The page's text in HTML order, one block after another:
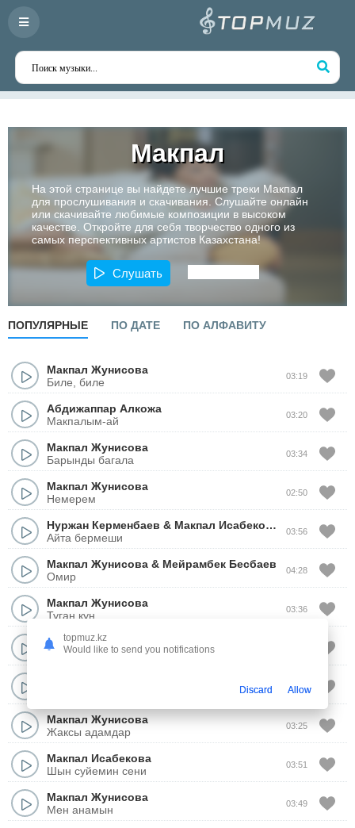
Макпал
На этой странице вы найдете лучшие треки Макпал
для прослушивания и скачивания. Слушайте онлайн
или скачивайте любимые композиции в высоком
качестве. Откройте для себя творчество одного из
самых перспективных артистов Казахстана!
Слушать
ПОПУЛЯРНЫЕ ПО ДАТЕ ПО АЛФАВИТУ
Макпал Жунисова
Биле, биле
03:19
Абдижаппар Алкожа
Макпалым-ай
03:20
Макпал Жунисова
Барынды багала
03:34
Макпал Жунисова
Немерем
02:50
Нуржан Керменбаев & Макпал Исабекова
Айта бермеши
03:56
Макпал Жунисова & Мейрамбек Бесбаев
Омир
04:28
Макпал Жунисова
Туган кун
03:36
Токтар Серик
Макпалжан
02:50
Макпал Жунисова
Жаксы адамдар
03:25
Макпал Исабекова
Шын суйемин сени
03:51
Макпал Жунисова
Мен анамын
03:49
topmuz.kz
Would like to send you notifications
Discard Allow